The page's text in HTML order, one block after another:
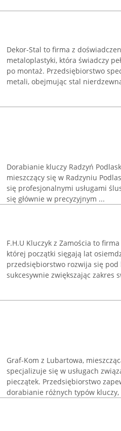
Dekor-Stal to firma z
metaloplastyki, która świadczy
po montaż. Przedsiębiorstwo
metali, obejmując stal
Dorabianie kluczy Radzyń
mieszczący się w Radzyniu
się profesjonalnymi usługami
się głównie w precyzyjnym ...
F.H.U Kluczyk z Zamościa to
której początki sięgają lat
przedsiębiorstwo rozwija się
sukcesywnie zwiększając zakres
Graf-Kom z Lubartowa,
specjalizuje się w usługach
pieczątek. Przedsiębiorstwo
dorabianie różnych typów kluczy,